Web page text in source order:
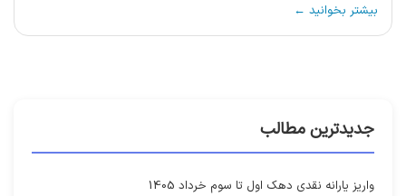
بیشتر بخوانید ←
جدیدترین مطالب
واریز یارانه نقدی دهک اول تا سوم خرداد 1405